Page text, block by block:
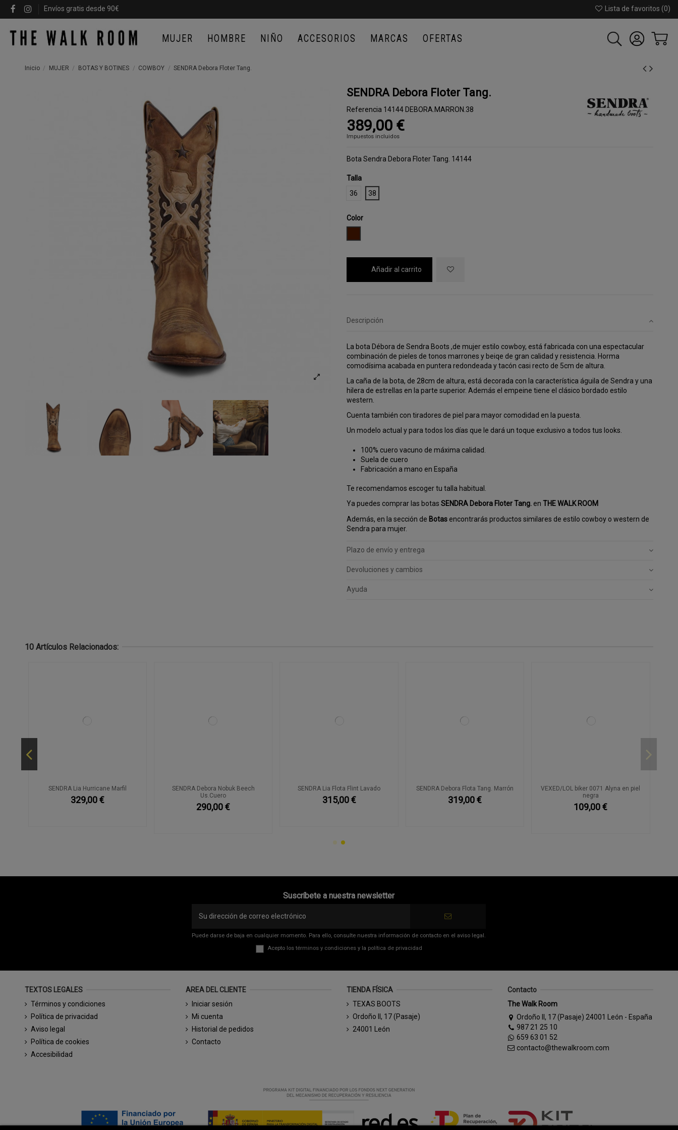
Envíos gratis desde 90€ Lista de favoritos (0)
MUJER HOMBRE NIÑO ACCESORIOS MARCAS OFERTAS
Inicio MUJER BOTAS Y BOTINES COWBOY SENDRA Debora Floter Tang.
SENDRA Debora Floter Tang.
Referencia 14144 DEBORA.MARRON.38
389,00 €
Impuestos incluidos
Bota Sendra Debora Floter Tang. 14144
Talla
36
38
Color
Añadir al carrito
Descripción
La bota Débora de Sendra Boots ,de mujer estilo cowboy, está fabricada con una espectacular
combinación de pieles de tonos marrones y beiqe de gran calidad y resistencia. Horma
comodísima acabada en puntera redondeada y tacón casi recto de 5cm de altura.
La caña de la bota, de 28cm de altura, está decorada con la característica águila de Sendra y una
hilera de estrellas en la parte superior. Además el empeine tiene el clásico bordado estilo
western.
Cuenta también con tiradores de piel para mayor comodidad en la puesta.
Un modelo actual y para todos los días que le dará un toque exclusivo a todos tus looks.
100% cuero vacuno de máxima calidad.
Suela de cuero
Fabricación a mano en España
Te recomendamos escoger tu talla habitual.
Ya puedes comprar las botas SENDRA Debora Floter Tang.en THE WALK ROOM
Además, en la sección de Botasencontrarás productos similares de estilo cowboy o western de
Sendra para mujer.
Plazo de envío y entrega
Devoluciones y cambios
Ayuda
10 Artículos Relacionados:
SENDRA Lia Hurricane Marfil
329,00 €
SENDRA Debora Nobuk Beech
Us.Cuero
290,00 €
SENDRA Lia Flota Flint Lavado
315,00 €
SENDRA Debora Flota Tang. Marrón
319,00 €
VEXED/LOL biker 0071 Alyna en piel
negra
109,00 €
Suscríbete a nuestra newsletter
Puede darse de baja en cualquier momento. Para ello, consulte nuestra información de contacto en el aviso legal.
Acepto los términos y condicionesy la política de privacidad
TEXTOS LEGALES
Términos y condiciones
Política de privacidad
Aviso legal
Política de cookies
Accesibilidad
AREA DEL CLIENTE
Iniciar sesión
Mi cuenta
Historial de pedidos
Contacto
TIENDA FÍSICA
TEXAS BOOTS
Ordoño II, 17 (Pasaje)
24001 León
Contacto
The Walk Room
Ordoño II, 17 (Pasaje) 24001 León - España
987 21 25 10
659 63 01 52
contacto@thewalkroom.com